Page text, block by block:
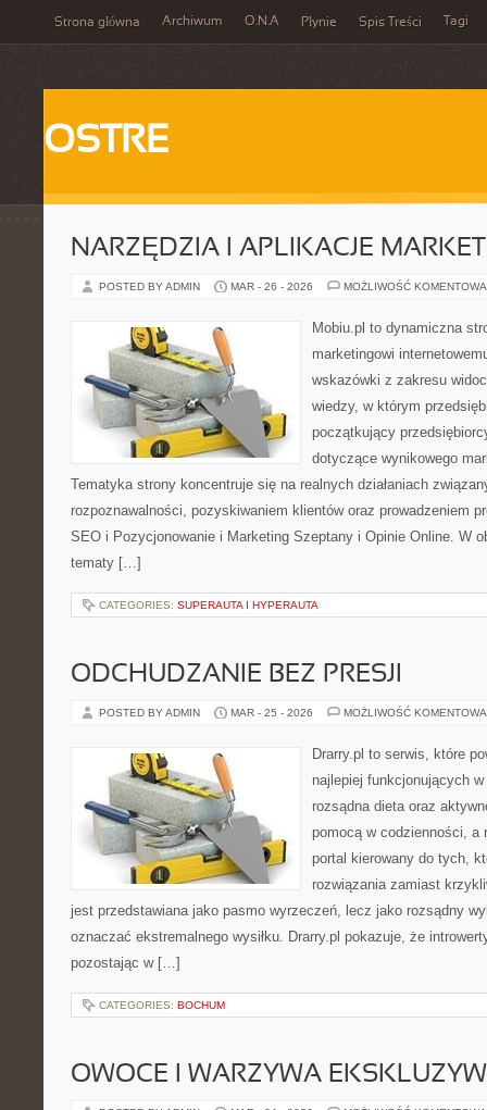
Strona główna Archiwum O.N.A Płynie Spis Treści Tagi
OSTRE
NARZĘDZIA I APLIKACJE
POSTED BY ADMIN MAR - 26 - 2026 MOŻLIWOŚĆ
Mobiu.pl to dynamiczna
marketingowi
wskazówki z zakresu
wiedzy, w którym
początkujący
dotyczące wynikowego
Tematyka strony koncentruje się na realnych działaniach
rozpoznawalności, pozyskiwaniem klientów oraz prowadzeniem
SEO i Pozycjonowanie i Marketing Szeptany i Opinie Online. W
tematy […]
CATEGORIES: SUPERAUTA I HYPERAUTA
ODCHUDZANIE BEZ PRESJI
POSTED BY ADMIN MAR - 25 - 2026 MOŻLIWOŚĆ
Drarry.pl to serwis, które
najlepiej funkcjonujących
rozsądna dieta oraz
pomocą w codzienności, a
portal kierowany do tych,
rozwiązania zamiast
jest przedstawiana jako pasmo wyrzeczeń, lecz jako rozsądny
oznaczać ekstremalnego wysiłku. Drarry.pl pokazuje, że
pozostając w […]
CATEGORIES: BOCHUM
OWOCE I WARZYWA